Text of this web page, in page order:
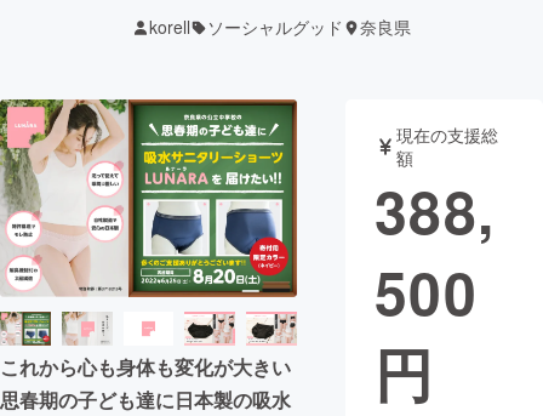
ターン
ジェクト
募集終了が近いプ
ロジェクト
アート・写真 音楽
テクノロジー・ガジェット ゲーム・サ
映像・映画
ビジネス・起業
まちづくり・地域活性化
korell ソーシャルグッド 奈良県
これから心も身体も変化が大きい
思春期の子ども達に日本製の吸水
現在の支援総
額
388,
500
円